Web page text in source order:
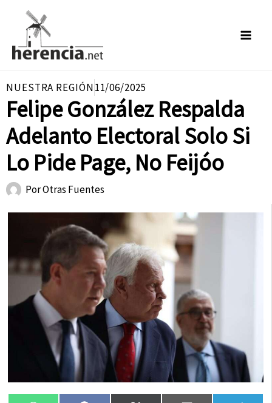
contenido
NUESTRA REGIÓN11/06/2025
Felipe González Respalda
Adelanto Electoral Solo Si
Lo Pide Page, No Feijóo
PorOtras Fuentes